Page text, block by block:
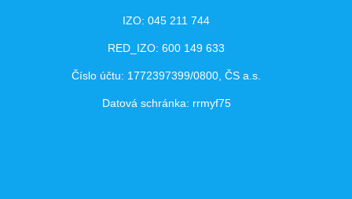
IZO: 045 211 744
RED_IZO: 600 149 633
Číslo účtu: 1772397399/0800, ČS a.s.
Datová schránka: rrmyf75